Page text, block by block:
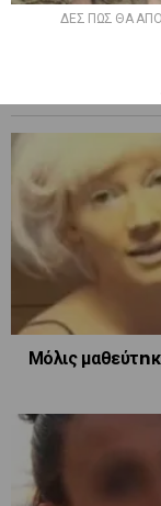
ΔΕΣ ΠΩΣ ΘΑ
Μόλις